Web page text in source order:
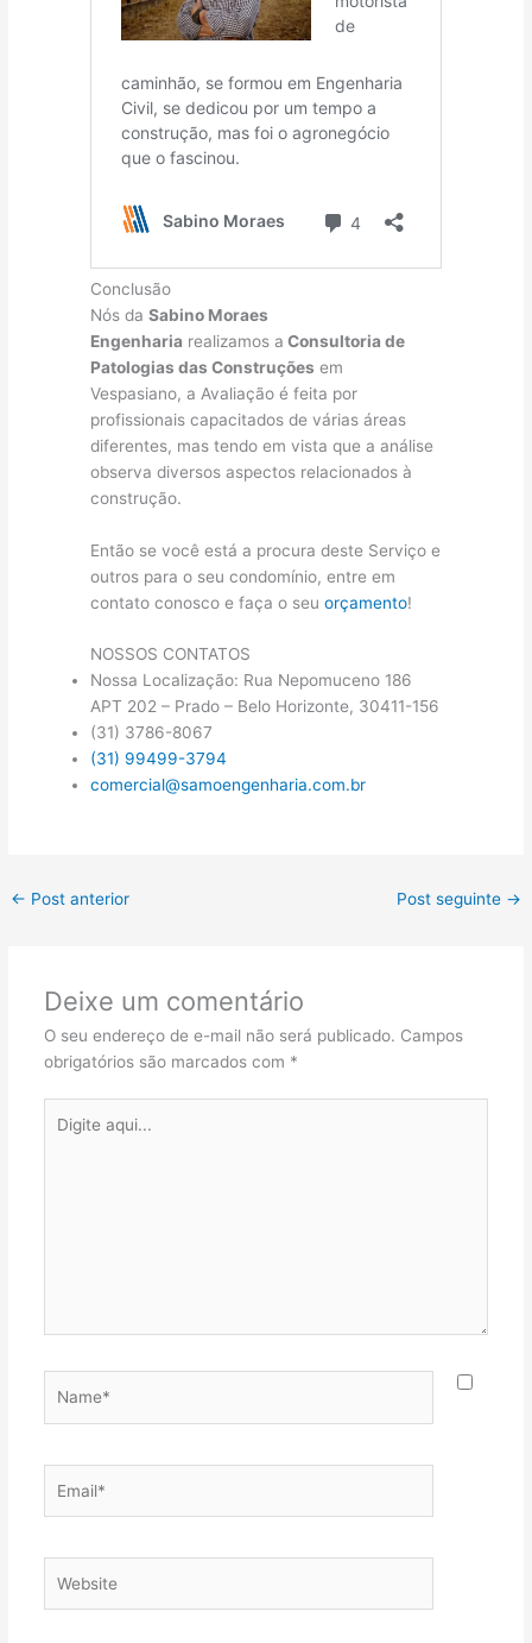
Conclusão
Nós da Sabino Moraes
Engenharia realizamos a Consultoria de
Patologias das Construções em
Vespasiano, a Avaliação é feita por
profissionais capacitados de várias áreas
diferentes, mas tendo em vista que a análise
observa diversos aspectos relacionados à
construção.
Então se você está a procura deste Serviço e
outros para o seu condomínio, entre em
contato conosco e faça o seu orçamento!
NOSSOS CONTATOS
Nossa Localização: Rua Nepomuceno 186
APT 202 – Prado – Belo Horizonte, 30411-156
(31) 3786-8067
(31) 99499-3794
comercial@samoengenharia.com.br
← Post anterior Post seguinte →
Deixe um comentário
O seu endereço de e-mail não será publicado. Campos
obrigatórios são marcados com *
aqui...